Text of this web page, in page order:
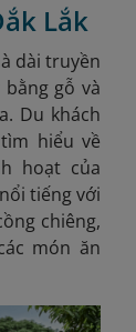
Lắk
dài truyền
gỗ và
Du khách
hiểu về
hoạt của
tiếng với
chiêng,
món ăn